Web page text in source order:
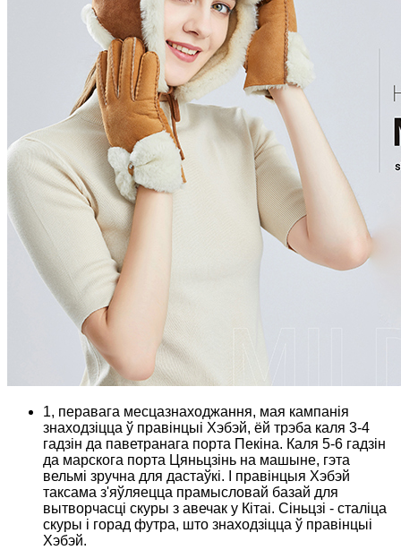
1, перавага месцазнаходжання, мая кампанія
знаходзіцца ў правінцыі Хэбэй, ёй трэба каля 3-4
гадзін да паветранага порта Пекіна. Каля 5-6 гадзін
да марскога порта Цяньцзінь на машыне, гэта
вельмі зручна для дастаўкі. І правінцыя Хэбэй
таксама з'яўляецца прамысловай базай для
вытворчасці скуры з авечак у Кітаі. Сіньцзі - сталіца
скуры і горад футра, што знаходзіцца ў правінцыі
Хэбэй.